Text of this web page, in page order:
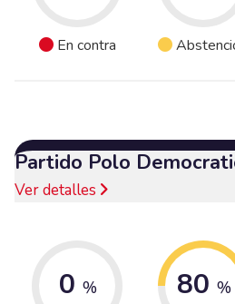
En contra
Partido Polo
Ver detalles
0 % 80 %